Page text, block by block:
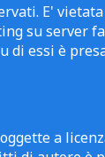
E'
su server
di essi è
a